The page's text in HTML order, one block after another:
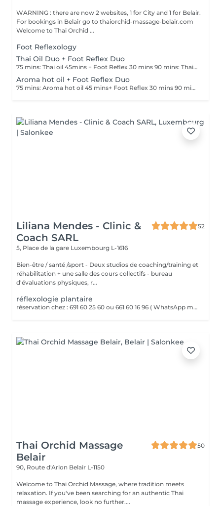
WARNING : there are now 2 websites, 1 for City and 1 for Belair.
For bookings in Belair go to thaiorchid-massage-belair.com
Welcome to Thai Orchid ...
Foot Reflexology
Thai Oil Duo + Foot Reflex Duo
75 mins: Thai oil 45mins + Foot Reflex 30 mins 90 mins: Thai oil 60mins + Foot Reflex 30 mins
Aroma hot oil + Foot Reflex Duo
75 mins: Aroma hot oil 45 mins+ Foot Reflex 30 mins 90 mins : Aroma hot oil 60 mins+ Foot Reflex 30 mins.
Liliana Mendes - Clinic &
Coach SARL
52
5, Place de la gare Luxembourg L-1616
Bien-être / santé /sport - Deux studios de coaching/training et
réhabilitation + une salle des cours collectifs - bureau
d'évaluations physiques, r...
réflexologie plantaire
réservation chez : 691 60 25 60 ou 661 60 16 96 ( WhatsApp msg ) La réflexologie plantaire est un massage des pieds basé sur le principe que chaque zone du pied correspond à un organe ou une partie du corps. Par des pressions ciblées sur ces points réflexes, elle vise à rééquilibrer l'organisme, favoriser la détente et stimuler les fonctions naturelles du corps.
Thai Orchid Massage
Belair
50
90, Route d'Arlon Belair L-1150
Welcome to Thai Orchid Massage, where tradition meets
relaxation. If you've been searching for an authentic Thai
massage experience, look no further....